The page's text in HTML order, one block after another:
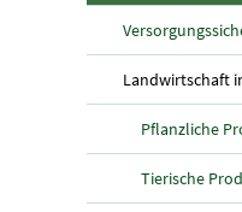
Landwirtschaft
Pflanzliche
Tierische